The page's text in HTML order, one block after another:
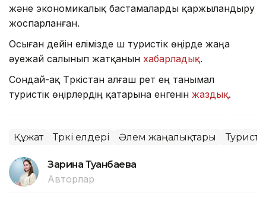
және экономикалық бастамаларды қаржыландыру
жоспарланған.
Осыған дейін елімізде үш туристік өңірде жаңа
әуежай салынып жатқанын хабарладық.
Сондай-ақ Түркістан алғаш рет ең танымал
туристік өңірлердің қатарына енгенін жаздық.
Құжат Түркі елдері Әлем жаңалықтары Турист
Зарина Туғанбаева
Авторлар